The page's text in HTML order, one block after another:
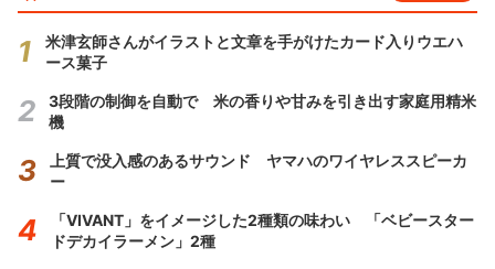
米津玄師さんがイラストと文章を手がけたカード入りウエハ
ース菓子
3段階の制御を自動で 米の香りや甘みを引き出す家庭用精米
機
上質で没入感のあるサウンド ヤマハのワイヤレススピーカ
ー
「VIVANT」をイメージした2種類の味わい 「ベビースター
ドデカイラーメン」2種